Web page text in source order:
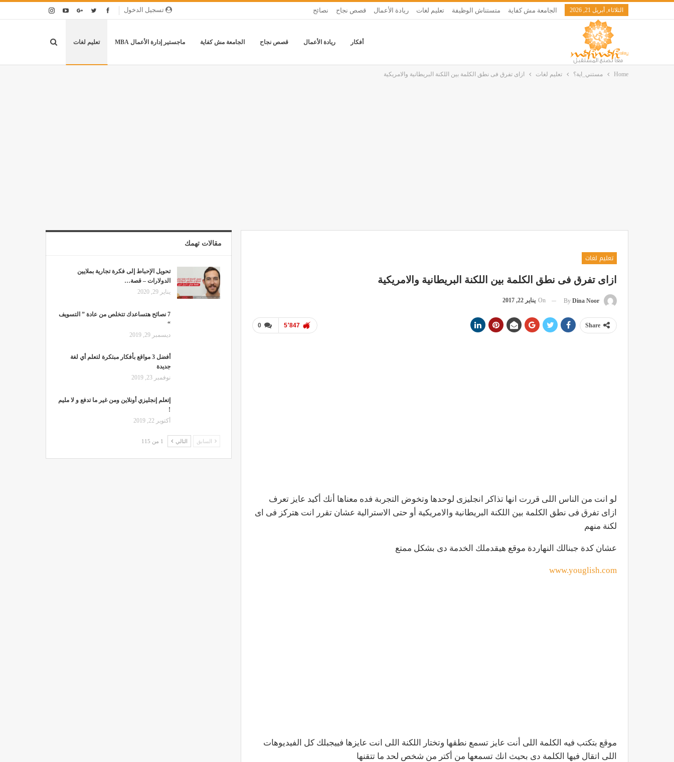
تسجيل الدخول الثلاثاء, أبريل 21, 2026 الجامعة مش كفاية متستناش الوظيفة تعليم لغات ريادة الأعمال قصص نجاح نصائح
أفكار ريادة الأعمال قصص نجاح الجامعة مش كفاية ماجستير إدارة الأعمال MBA تعليم لغات
Home مستني_اية؟ تعليم لغات ازاى تفرق فى نطق الكلمة بين اللكنة البريطانية والامريكية
تعليم لغات
ازاى تفرق فى نطق الكلمة بين اللكنة البريطانية والامريكية
By Dina Noor
On يناير 22, 2017
0 5٬847 Share
لو انت من الناس اللى قررت انها تذاكر انجليزى لوحدها وتخوض التجربة فده معناها أنك أكيد عايز تعرف
ازاى تفرق فى نطق الكلمة بين اللكنة البريطانية والامريكية أو حتى الاسترالية عشان تقرر انت هتركز فى اى
لكنة منهم
عشان كدة جبنالك النهاردة موقع هيقدملك الخدمة دى بشكل ممتع
www.youglish.com
موقع بتكتب فيه الكلمة اللى أنت عايز تسمع نطقها وتختار اللكنة اللى انت عايزها فييجبلك كل الفيديوهات
اللى اتقال فيها الكلمة دى بحيث انك تسمعها من أكتر من شخص لحد ما تتقنها
مقالات تهمك
تحويل الإحباط إلى فكرة تجارية بملايين
الدولارات – قصة…
يناير 29, 2020
7 نصائح هتساعدك تتخلص من عادة ” التسويف
“
ديسمبر 29, 2019
أفضل 3 مواقع بأفكار مبتكرة لتعلم أي لغة
جديدة
نوفمبر 23, 2019
إتعلم إنجليزي أونلاين ومن غير ما تدفع و لا مليم
!
أكتوبر 22, 2019
السابق التالي 1 من 115